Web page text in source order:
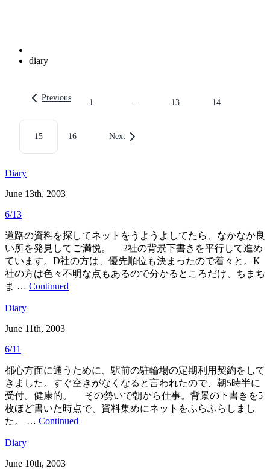
diary
送
り
Previous
1 13 14
15 16 Next
Diary
June 13th, 2003
6/13
道路の資料を探してネットをうようよしてたら、なかなか良
い所を発見してご満悦。 2社の背景下書きを平行して進め
ています。D社の方は、優先順位も決まったので着々と。K
社の方は色々不明な点もあるので分かるところだけ、ちまち
ま … Continued
Diary
June 11th, 2003
6/11
都心方面に通うために、駅前の駐輪場の定期利用契約をして
きました。すぐ空きがなくなると言われたので、朝5時半に
受付。健康的。 その勢いで朝から仕事。背景の下書きを5
枚ほど書いた時点で、資料集めにネットをふらふらしまし
た。 … Continued
Diary
June 10th, 2003